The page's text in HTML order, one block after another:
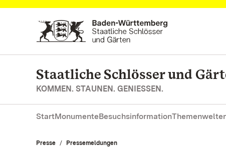
Zum Hauptinhalt springen
Staatliche Schlösser und
KOMMEN. STAUNEN. GENIESSEN.
StartMonumenteBesuchsinformation
Presse Pressemeldungen